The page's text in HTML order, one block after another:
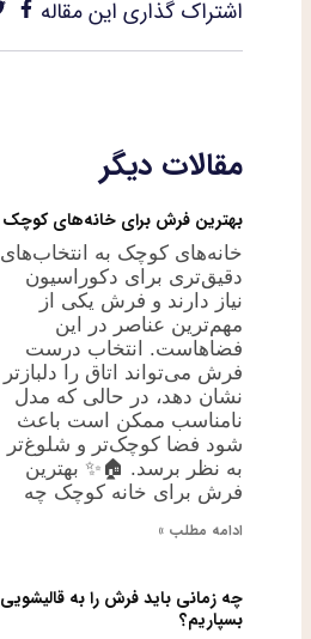
اشتراک گذاری این مقاله
مقالات دیگر
بهترین فرش برای خانه‌های کوچک
خانه‌های کوچک به انتخاب‌های
دقیق‌تری برای دکوراسیون
نیاز دارند و فرش یکی از
مهم‌ترین عناصر در این
فضاهاست. انتخاب درست
فرش می‌تواند اتاق را دلبازتر
نشان دهد، در حالی که مدل
نامناسب ممکن است باعث
شود فضا کوچک‌تر و شلوغ‌تر
به نظر برسد. 🏠✨ بهترین
فرش برای خانه کوچک چه
ادامه مطلب »
چه زمانی باید فرش را به قالیشویی
بسپاریم؟